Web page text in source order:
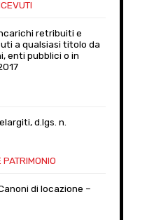
retribuiti e
a qualsiasi titolo da
enti pubblici o in
d.lgs. n.
di locazione –